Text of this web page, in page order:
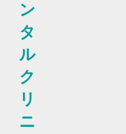
ン
タ
ル
ク
リ
ニ